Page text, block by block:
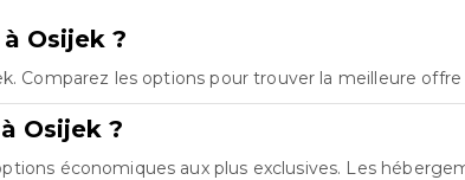
Osijek ?
Comparez les options pour trouver la meilleure
Osijek ?
économiques aux plus exclusives. Les